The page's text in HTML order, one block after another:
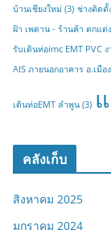
บ้านเชียงใหม่ (3) ช่างติดตั้
ฝ้า เพดาน - ร้านค้า ตกแต่
รับเดินท่อimc EMT PVC
AIS ภายนอกอาคาร อ.เมือ
เดินท่อEMT ลำพูน (3)
คลังเก็บ
สิงหาคม 2025
มกราคม 2024